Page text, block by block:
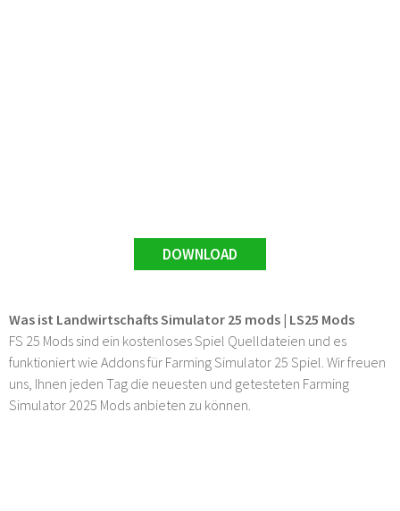
DOWNLOAD
Was ist Landwirtschafts Simulator 25 mods | LS25 Mods
FS 25 Mods sind ein kostenloses Spiel Quelldateien und es
funktioniert wie Addons für Farming Simulator 25 Spiel. Wir freuen
uns, Ihnen jeden Tag die neuesten und getesteten Farming
Simulator 2025 Mods anbieten zu können.